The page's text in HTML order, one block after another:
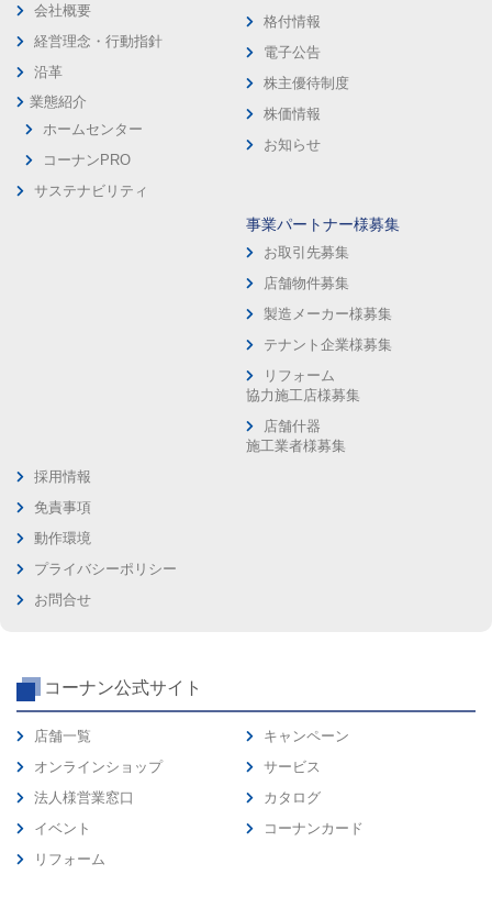
会社概要
経営理念・行動指針
沿革
業態紹介
ホームセンター
コーナンPRO
サステナビリティ
格付情報
電子公告
株主優待制度
株価情報
お知らせ
事業パートナー様募集
お取引先募集
店舗物件募集
製造メーカー様募集
テナント企業様募集
リフォーム
協力施工店様募集
店舗什器
施工業者様募集
採用情報
免責事項
動作環境
プライバシーポリシー
お問合せ
コーナン公式サイト
店舗一覧
オンラインショップ
法人様営業窓口
イベント
リフォーム
キャンペーン
サービス
カタログ
コーナンカード